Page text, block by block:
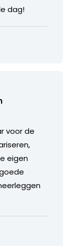
dag!
voor de
eigen